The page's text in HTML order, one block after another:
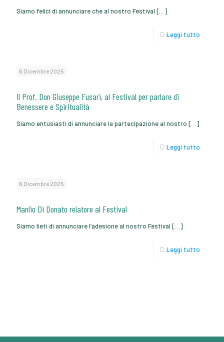
Siamo felici di annunciare che al nostro Festival […]
Leggi tutto
6 Dicembre 2025
Il Prof. Don Giuseppe Fusari, al Festival per parlare di
Benessere e Spiritualità
Siamo entusiasti di annunciare la partecipazione al nostro […]
Leggi tutto
6 Dicembre 2025
Manlio Di Donato relatore al Festival
Siamo lieti di annunciare l’adesione al nostro Festival […]
Leggi tutto